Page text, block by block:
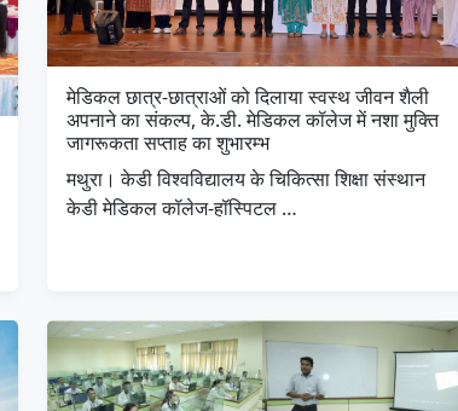
मेडिकल छात्र-छात्राओं को दिलाया स्वस्थ जीवन शैली
अपनाने का संकल्प, के.डी. मेडिकल कॉलेज में नशा मुक्ति
जागरूकता सप्ताह का शुभारम्भ
मथुरा। केडी विश्वविद्यालय के चिकित्सा शिक्षा संस्थान
केडी मेडिकल कॉलेज-हॉस्पिटल …